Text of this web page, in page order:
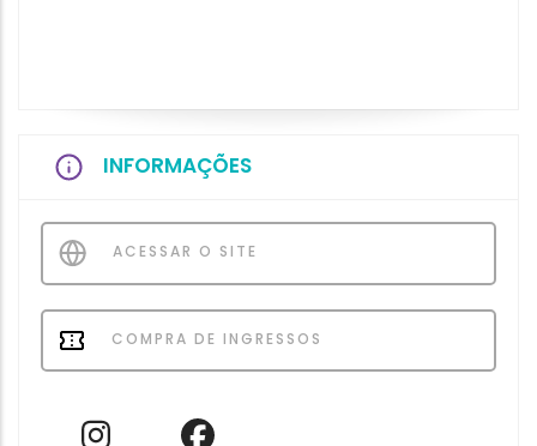
INFORMAÇÕES
ACESSAR O SITE
COMPRA DE INGRESSOS